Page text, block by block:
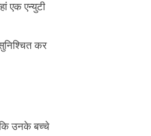
एक एन्युटी
कर
उनके बच्चे